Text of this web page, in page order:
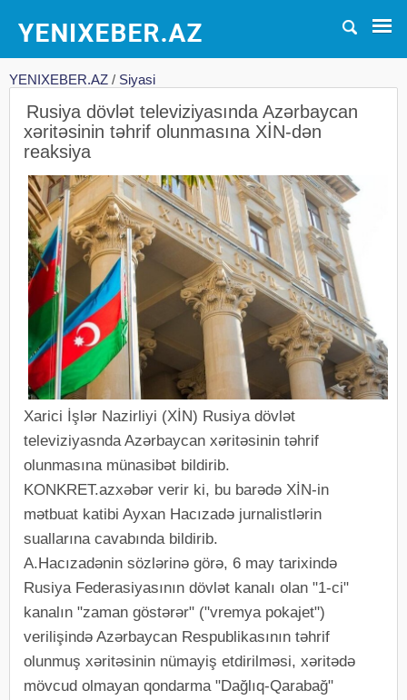
YENIXEBER.AZ / Siyasi
Rusiya dövlət televiziyasında Azərbaycan
xəritəsinin təhrif olunmasına XİN-dən
reaksiya
Xarici İşlər Nazirliyi (XİN) Rusiya dövlət
televiziyasnda Azərbaycan xəritəsinin təhrif
olunmasına münasibət bildirib.
KONKRET.azxəbər verir ki, bu barədə XİN-in
mətbuat katibi Ayxan Hacızadə jurnalistlərin
suallarına cavabında bildirib.
A.Hacızadənin sözlərinə görə, 6 may tarixində
Rusiya Federasiyasının dövlət kanalı olan "1-ci"
kanalın "zaman göstərər" ("vremya pokajet")
verilişində Azərbaycan Respublikasının təhrif
olunmuş xəritəsinin nümayiş etdirilməsi, xəritədə
mövcud olmayan qondarma "Dağlıq-Qarabağ"